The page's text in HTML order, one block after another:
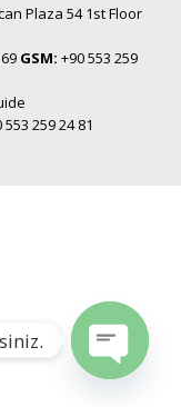
Plaza 54 1st Floor
GSM: +90 553 259
553 259 24 81